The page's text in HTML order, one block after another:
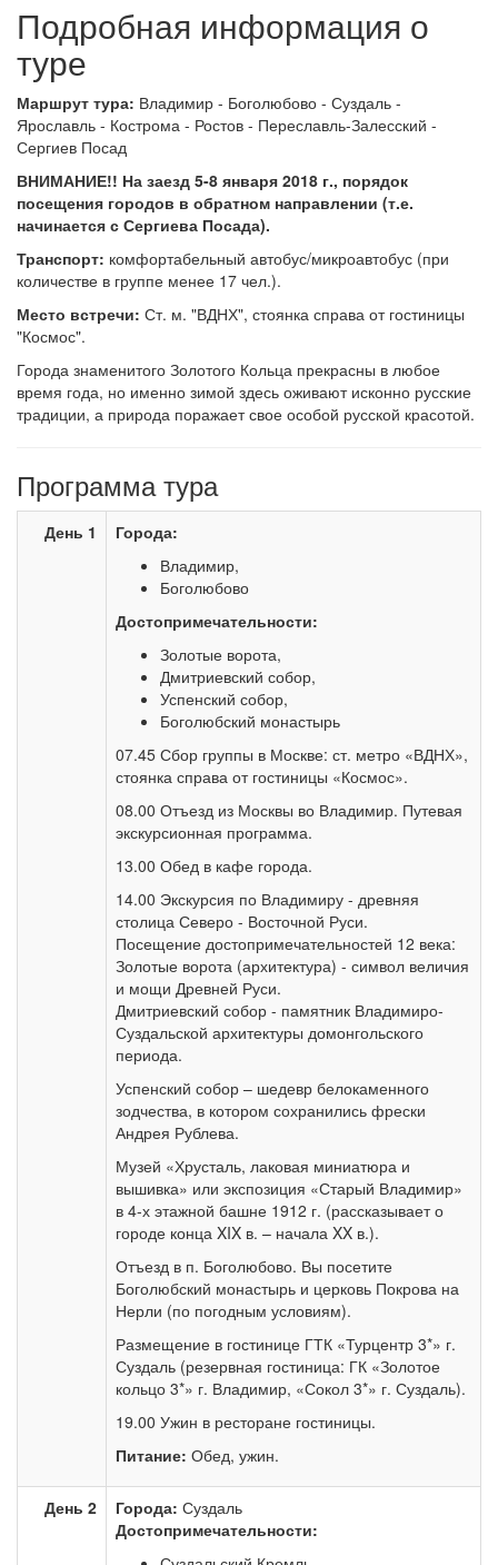
Подробная информация о
туре
Маршрут тура: Владимир - Боголюбово - Суздаль -
Ярославль - Кострома - Ростов - Переславль-Залесский -
Сергиев Посад
ВНИМАНИЕ!! На заезд 5-8 января 2018 г., порядок
посещения городов в обратном направлении (т.е.
начинается с Сергиева Посада).
Транспорт: комфортабельный автобус/микроавтобус (при
количестве в группе менее 17 чел.).
Место встречи: Ст. м. "ВДНХ", стоянка справа от гостиницы
"Космос".
Города знаменитого Золотого Кольца прекрасны в любое
время года, но именно зимой здесь оживают исконно русские
традиции, а природа поражает свое особой русской красотой.
Программа тура
День 1
Города:
Владимир,
Боголюбово
Достопримечательности:
Золотые ворота,
Дмитриевский собор,
Успенский собор,
Боголюбский монастырь
07.45 Сбор группы в Москве: ст. метро «ВДНХ»,
стоянка справа от гостиницы «Космос».
08.00 Отъезд из Москвы во Владимир. Путевая
экскурсионная программа.
13.00 Обед в кафе города.
14.00 Экскурсия по Владимиру - древняя
столица Северо - Восточной Руси.
Посещение достопримечательностей 12 века:
Золотые ворота (архитектура) - символ величия
и мощи Древней Руси.
Дмитриевский собор - памятник Владимиро-
Суздальской архитектуры домонгольского
периода.
Успенский собор – шедевр белокаменного
зодчества, в котором сохранились фрески
Андрея Рублева.
Музей «Хрусталь, лаковая миниатюра и
вышивка» или экспозиция «Старый Владимир»
в 4-х этажной башне 1912 г. (рассказывает о
городе конца XIX в. – начала XX в.).
Отъезд в п. Боголюбово. Вы посетите
Боголюбский монастырь и церковь Покрова на
Нерли (по погодным условиям).
Размещение в гостинице ГТК «Турцентр 3*» г.
Суздаль (резервная гостиница: ГК «Золотое
кольцо 3*» г. Владимир, «Сокол 3*» г. Суздаль).
19.00 Ужин в ресторане гостиницы.
Питание: Обед, ужин.
День 2 Города: Суздаль
Достопримечательности: